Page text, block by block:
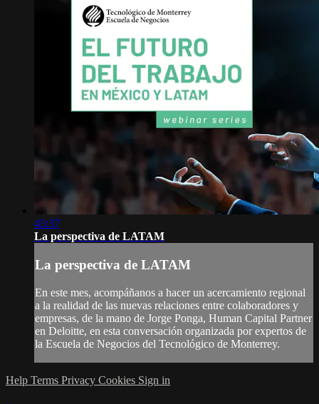
43:37
La perspectiva de LATAM
La perspectiva de LATAM
En este mes, acompáñanos a hacer un acercamiento regional
a la realidad de las nuevas relaciones entre colaboradores y
empresas, de la mano de Jorge Ponga, Human Capital Partner
en Deloitte, en esta conversación organizada por expertos de
la Escuela de Negocios del Tecnológico de Monterrey.
Help Terms Privacy Cookies Sign in